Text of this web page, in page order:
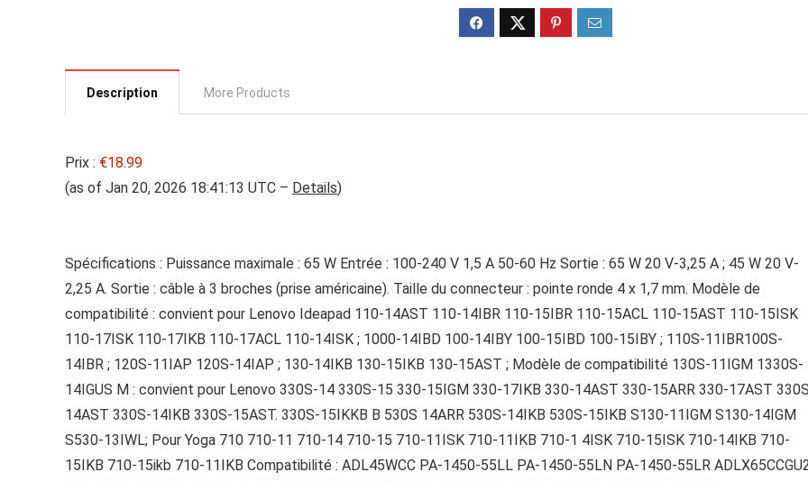
Description More Products
Prix : €18.99
(as of Jan 20, 2026 18:41:13 UTC – Details)
Spécifications : Puissance maximale : 65 W Entrée : 100-240 V 1,5 A 50-60 Hz Sortie : 65 W 20 V-3,25 A ; 45 W 20 V-
2,25 A. Sortie : câble à 3 broches (prise américaine). Taille du connecteur : pointe ronde 4 x 1,7 mm. Modèle de
compatibilité : convient pour Lenovo Ideapad 110-14AST 110-14IBR 110-15IBR 110-15ACL 110-15AST 110-15ISK
110-17ISK 110-17IKB 110-17ACL 110-14ISK ; 1000-14IBD 100-14IBY 100-15IBD 100-15IBY ; 110S-11IBR100S-
14IBR ; 120S-11IAP 120S-14IAP ; 130-14IKB 130-15IKB 130-15AST ; Modèle de compatibilité 130S-11IGM 1330S-
14IGUS M : convient pour Lenovo 330S-14 330S-15 330-15IGM 330-17IKB 330-14AST 330-15ARR 330-17AST
14AST 330S-14IKB 330S-15AST. 330S-15IKKB B 530S 14ARR 530S-14IKB 530S-15IKB S130-11IGM S130-14IGM
S530-13IWL; Pour Yoga 710 710-11 710-14 710-15 710-11ISK 710-11IKB 710-1 4ISK 710-15ISK 710-14IKB 710-
15IKB 710-15ikb 710-11IKB Compatibilité : ADL45WCC PA-1450-55LL PA-1450-55LN PA-1450-55LR